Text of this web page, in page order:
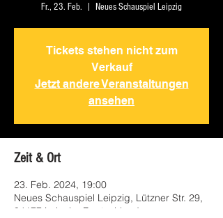
Fr., 23. Feb. Neues Schauspiel Leipzig
Tickets stehen nicht zum
Verkauf
Jetzt andere Veranstaltungen
ansehen
Zeit & Ort
23. Feb. 2024, 19:00
Neues Schauspiel Leipzig, Lützner Str. 29,
04177 Leipzig, Deutschland